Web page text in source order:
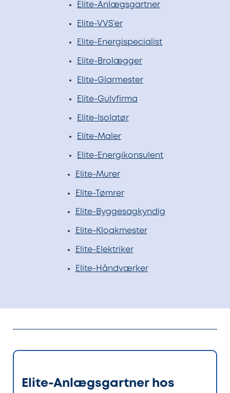
Elite-Anlægsgartner
Elite-VVS’er
Elite-Energispecialist
Elite-Brolægger
Elite-Glarmester
Elite-Gulvfirma
Elite-Isolatør
Elite-Maler
Elite-Energikonsulent
Elite-Murer
Elite-Tømrer
Elite-Byggesagkyndig
Elite-Kloakmester
Elite-Elektriker
Elite-Håndværker
Elite-Anlægsgartner hos